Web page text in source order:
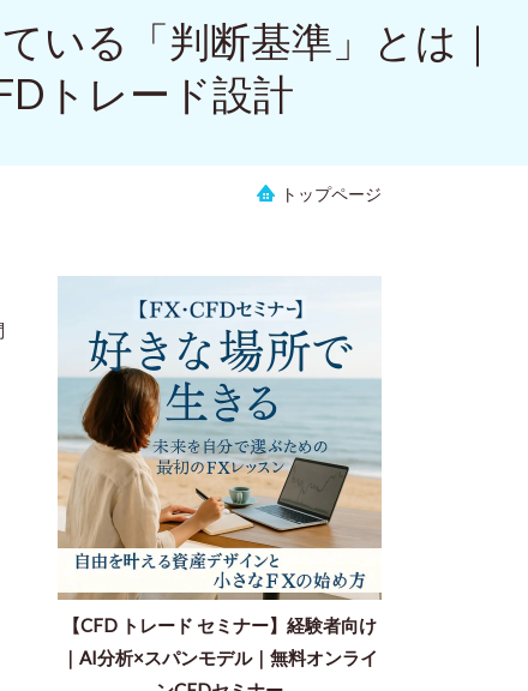
いる「判断基準」とは｜
トレード設計
トップページ
【CFD トレード セミナー】経験者向け
｜AI分析×スパンモデル｜無料オンライ